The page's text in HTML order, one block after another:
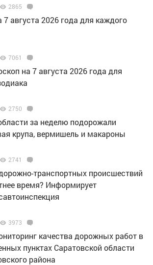
2865
7 августа 2026 года для каждого
7061
на 7 августа 2026 года для
2750
за неделю подорожали
крупа, вермишель и макароны
2741
транспортных происшествий
время? Информирует
3973
качества дорожных работ в
пунктах Саратовской области
района